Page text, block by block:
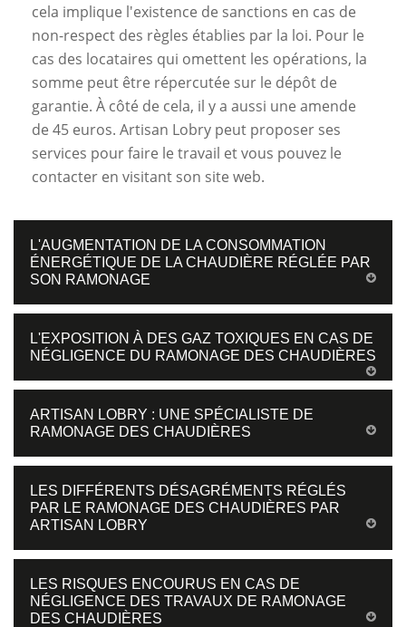
cela implique l'existence de sanctions en cas de
non-respect des règles établies par la loi. Pour le
cas des locataires qui omettent les opérations, la
somme peut être répercutée sur le dépôt de
garantie. À côté de cela, il y a aussi une amende
de 45 euros. Artisan Lobry peut proposer ses
services pour faire le travail et vous pouvez le
contacter en visitant son site web.
L'AUGMENTATION DE LA CONSOMMATION
ÉNERGÉTIQUE DE LA CHAUDIÈRE RÉGLÉE PAR
SON RAMONAGE
L'EXPOSITION À DES GAZ TOXIQUES EN CAS DE
NÉGLIGENCE DU RAMONAGE DES CHAUDIÈRES
ARTISAN LOBRY : UNE SPÉCIALISTE DE
RAMONAGE DES CHAUDIÈRES
LES DIFFÉRENTS DÉSAGRÉMENTS RÉGLÉS
PAR LE RAMONAGE DES CHAUDIÈRES PAR
ARTISAN LOBRY
LES RISQUES ENCOURUS EN CAS DE
NÉGLIGENCE DES TRAVAUX DE RAMONAGE
DES CHAUDIÈRES